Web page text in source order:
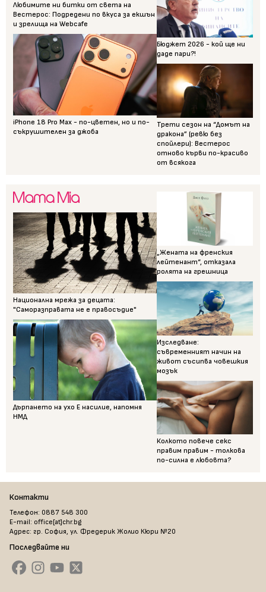
Любимите ни битки от света на
Вестерос: Подредени по вкуса за екшън
и зрелища на Webcafe
iPhone 18 Pro Max - по-цветен, но и по-
съкрушителен за джоба
Бюджет 2026 - кой ще ни
даде пари?!
Трети сезон на “Домът на
дракона” (ревю без
спойлери): Вестерос
отново кърви по-красиво
от всякога
Национална мрежа за децата:
"Саморазправата не е правосъдие"
Дърпането на ухо Е насилие, напомня
НМД
„Жената на френския
лейтенант“, отказала
ролята на грешница
Изследване:
съвременният начин на
живот съсипва човешкия
мозък
Колкото повече секс
правим правим - толкова
по-силна е любовта?
Контакти
Телефон: 0887 548 300
E-mail: office[at]chr.bg
Адрес: гр. София, ул. Фредерик Жолио Кюри №20
Последвайте ни